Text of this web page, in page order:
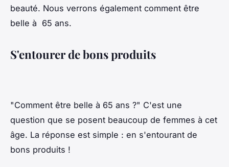
beauté. Nous verrons également comment être
belle à 65 ans.
S'entourer de bons produits
"Comment être belle à 65 ans ?" C'est une
question que se posent beaucoup de femmes à cet
âge. La réponse est simple : en s'entourant de
bons produits !